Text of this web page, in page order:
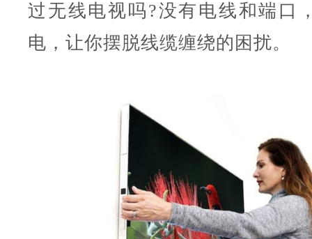
过无线电视吗?没有电线和端口
电，让你摆脱线缆缠绕的困扰。